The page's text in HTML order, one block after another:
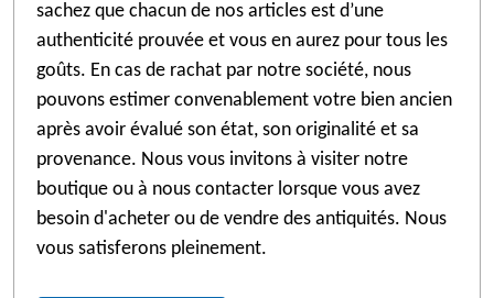
sachez que chacun de nos articles est d’une
authenticité prouvée et vous en aurez pour tous les
goûts. En cas de rachat par notre société, nous
pouvons estimer convenablement votre bien ancien
après avoir évalué son état, son originalité et sa
provenance. Nous vous invitons à visiter notre
boutique ou à nous contacter lorsque vous avez
besoin d'acheter ou de vendre des antiquités. Nous
vous satisferons pleinement.